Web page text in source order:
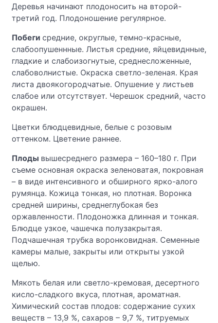
Деревья начинают плодоносить на второй-
третий год. Плодоношение регулярное.
Побеги средние, округлые, темно-красные,
слабоопушеннные. Листья средние, яйцевиднные,
гладкие и слабоизогнутые, среднесложенные,
слабоволнистые. Окраска светло-зеленая. Края
листа двоякогородчатые. Опушение у листьев
слабое или отсутствует. Черешок средний, часто
окрашен.
Цветки блюдцевидные, белые с розовым
оттенком. Цветение раннее.
Плоды вышесреднего размера – 160–180 г. При
съеме основная окраска зеленоватая, покровная
– в виде интенсивного и обширного ярко-алого
румянца. Кожица тонкая, но плотная. Воронка
средней ширины, среднеглубокая без
оржавленности. Плодоножка длинная и тонкая.
Блюдце узкое, чашечка полузакрытая.
Подчашечная трубка воронковидная. Семенные
камеры малые, закрыты или открыты узкой
щелью.
Мякоть белая или светло-кремовая, десертного
кисло-сладкого вкуса, плотная, ароматная.
Химический состав плодов: содержание сухих
веществ – 13,9 %, сахаров – 9,7 %, титруемых